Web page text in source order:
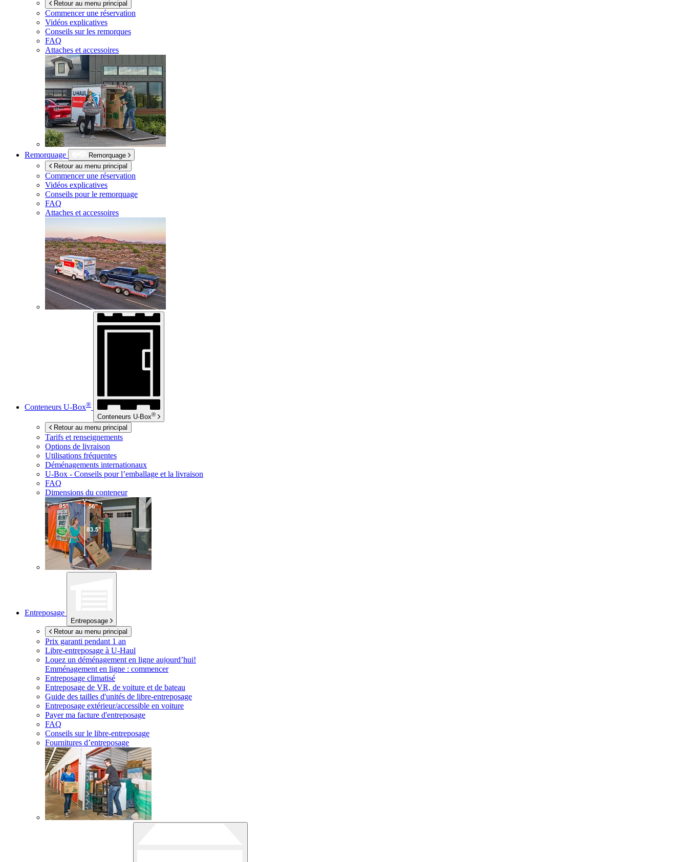
Retour au menu principal
Commencer une réservation
Vidéos explicatives
Conseils sur les remorques
FAQ
Attaches et accessoires
Remorquage
Remorquage
Retour au menu principal
Commencer une réservation
Vidéos explicatives
Conseils pour le remorquage
FAQ
Attaches et accessoires
Conteneurs U-Box®
Conteneurs U-Box®
Retour au menu principal
Tarifs et renseignements
Options de livraison
Utilisations fréquentes
Déménagements internationaux
U-Box - Conseils pour l’emballage et la livraison
FAQ
Dimensions du conteneur
Entreposage
Entreposage
Retour au menu principal
Prix garanti pendant 1 an
Libre-entreposage à U-Haul
Louez un déménagement en ligne aujourd’hui!
Emménagement en ligne : commencer
Entreposage climatisé
Entreposage de VR, de voiture et de bateau
Guide des tailles d'unités de libre-entreposage
Entreposage extérieur/accessible en voiture
Payer ma facture d'entreposage
FAQ
Conseils sur le libre-entreposage
Fournitures d’entreposage